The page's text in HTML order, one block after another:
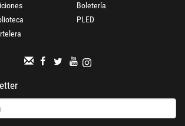
Boletería
PLED